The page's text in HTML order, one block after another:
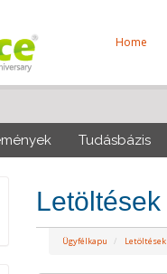
Home
Tudásbázis
Letöltések
Ügyfélkapu Letöltések